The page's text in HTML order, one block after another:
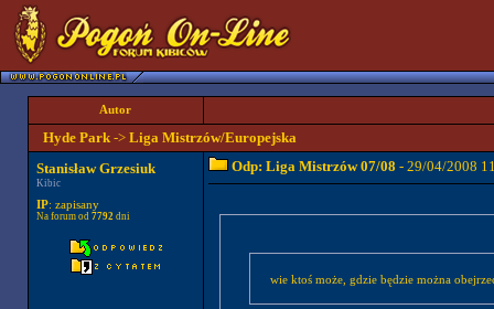
Autor
Hyde Park-> Liga Mistrzów/Europejska
Stanisław Grzesiuk
Kibic
IP: zapisany
Na forum od 7792dni
Odp: Liga Mistrzów 07/08 - 29/04/2008
wie ktoś może, gdzie będzie można